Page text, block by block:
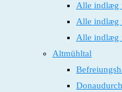
Alle indlæg
Alle indlæg
Alle indlæg
Altmühltal